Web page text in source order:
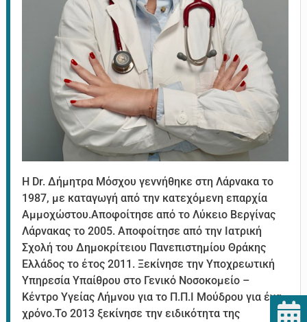
Η Dr. Δήμητρα Μόσχου γεννήθηκε στη Λάρνακα το
1987, με καταγωγή από την κατεχόμενη επαρχία
Αμμοχώστου.Αποφοίτησε από το Λύκειο Βεργίνας
Λάρνακας το 2005. Αποφοίτησε από την Ιατρική
Σχολή του Δημοκρίτειου Πανεπιστημίου Θράκης
Ελλάδος το έτος 2011. Ξεκίνησε την Υποχρεωτική
Υπηρεσία Υπαίθρου στο Γενικό Νοσοκομείο –
Κέντρο Υγείας Λήμνου για το Π.Π.Ι Μούδρου για ένα
χρόνο.Το 2013 ξεκίνησε την ειδικότητα της